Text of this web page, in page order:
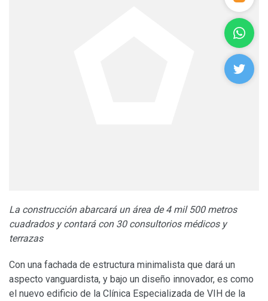
La construcción abarcará un área de 4 mil 500 metros
cuadrados y contará con 30 consultorios médicos y
terrazas
Con una fachada de estructura minimalista que dará un
aspecto vanguardista, y bajo un diseño innovador, es como
el nuevo edificio de la Clínica Especializada de VIH de la